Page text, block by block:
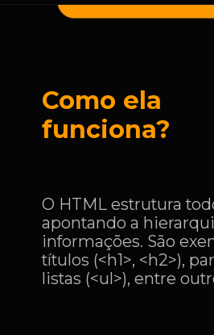
Como ela
funciona?
O HTML estrutura
apontando a
informações. São
títulos (<h1>, <h2>),
listas (<ul>), entre